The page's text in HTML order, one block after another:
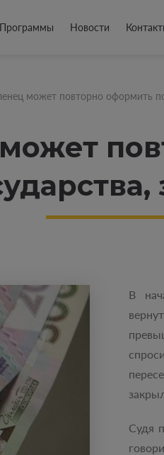
Программы Новости
может повторно оформить
В
Судя